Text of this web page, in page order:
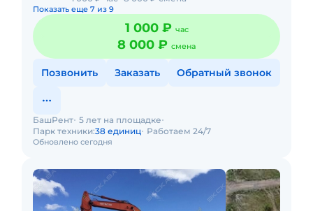
Показать еще 7 из 9
1 000 ₽ час
8 000 ₽ смена
Позвонить Заказать Обратный звонок
Обновлено сегодня
БашРент 5 лет на площадке
Парк техники:38 единиц Работаем 24/7